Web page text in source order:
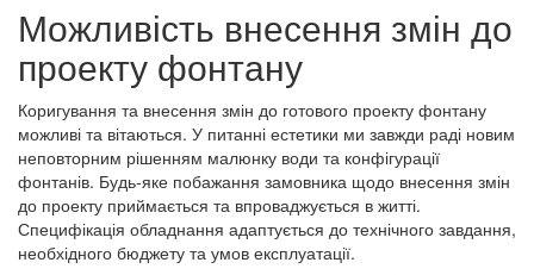
Можливість внесення змін до
проекту фонтану
Коригування та внесення змін до готового проекту фонтану
можливі та вітаються. У питанні естетики ми завжди раді новим
неповторним рішенням малюнку води та конфігурації
фонтанів. Будь-яке побажання замовника щодо внесення змін
до проекту приймається та впроваджується в житті.
Специфікація обладнання адаптується до технічного завдання,
необхідного бюджету та умов експлуатації.